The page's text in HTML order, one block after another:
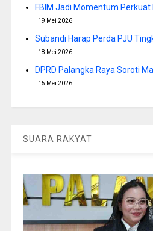
FBIM Jadi Momentum
19 Mei 2026
Subandi Harap Perda PJU
18 Mei 2026
DPRD Palangka Raya Soroti
15 Mei 2026
SUARA RAKYAT